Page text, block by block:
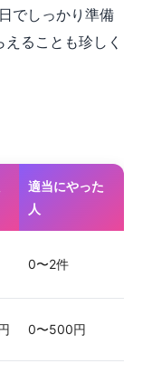
でしっかり準備
ることも珍しく
適当にやった
人
0〜2件
0〜500円